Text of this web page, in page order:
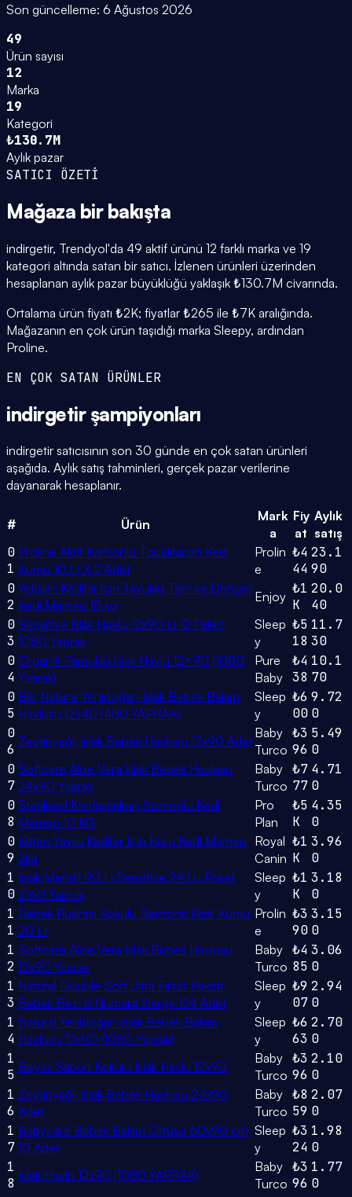
Son güncelleme: 6 Ağustos 2026
49
Ürün sayısı
12
Marka
19
Kategori
₺130.7M
Aylık pazar
SATICI ÖZETİ
Mağaza bir bakışta
indirgetir, Trendyol'da 49 aktif ürünü 12 farklı marka ve 19
kategori altında satan bir satıcı. İzlenen ürünleri üzerinden
hesaplanan aylık pazar büyüklüğü yaklaşık ₺130.7M civarında.
Ortalama ürün fiyatı ₺2K; fiyatlar ₺265 ile ₺7K aralığında.
Mağazanın en çok ürün taşıdığı marka Sleepy, ardından
Proline.
EN ÇOK SATAN ÜRÜNLER
indirgetir şampiyonları
indirgetir satıcısının son 30 günde en çok satan ürünleri
aşağıda. Aylık satış tahminleri, gerçek pazar verilerine
dayanarak hesaplanır.
# Ürün
Mark
a
Fiy
at
Aylık
satış
0
1
Proline Aktif Karbonlu Topaklanan Kedi
Kumu 10 Lt X 2 Adet
Prolin
e
₺4
44
23.1
90
0
2
Yetişkin Kediler için Tavuklu Tam ve Dengeli
Kedi Maması 15 kg
Enjoy ₺1
K
20.0
40
0
3
Sensitive Islak Havlu 12x90 Lı 12 Paket
1080 Yaprak
Sleep
y
₺5
18
11.7
30
0
4
Organik Pamuklu Islak Havlu 12×90 (1080
Yaprak)
Pure
Baby
₺4
38
10.1
70
0
5
Bio Natural Yenidoğan Islak Bebek Bakım
Havlusu 12x40 (480 YAPRAK)
Sleep
y
₺6
00
9.72
0
0
6 Zeytinyağlı Islak Bebek Havlusu 12x90 Adet
Baby
Turco
₺3
96
5.49
0
0
7
Softcare Aloe Vera Islak Bebek Havlusu
24x90 Yaprak
Baby
Turco
₺7
77
4.71
0
0
8
Sterilised Kısırlaştırılmış Somonlu Kedi
Maması 10 KG
Pro
Plan
₺5
K
4.35
0
0
9
Kitten Yavru Kediler Için Kuru Kedi Maması
2kg
Royal
Canin
₺1
K
3.96
0
1
0
Islak Mendil 90 Lı Sensitive 24 Lü Paket
2160 Yaprak
Sleep
y
₺1
K
3.18
0
1
1
Bebek Pudrası Kokulu Bentonit Kedi Kumu
20 Lt
Prolin
e
₺3
90
3.15
0
1
2
Softcare Aloe Vera Islak Bebek Havlusu
12x90 Yaprak
Baby
Turco
₺4
85
3.06
0
1
3
Natural Double Soft Ultra Fırsat Paketi
Bebek Bezi 6 Numara Xlarge 124 Adet
Sleep
y
₺9
07
2.94
0
1
4
Natural Yenidoğan Islak Bebek Bakım
Havlusu 12x90 (1080 Yaprak)
Sleep
y
₺6
63
2.70
0
1
5 Beyaz Sabun Kokulu Islak Havlu 12x90
Baby
Turco
₺3
96
2.10
0
1
6
Zeytinyağlı Islak Bebek Havlusu 24x90
Adet
Baby
Turco
₺8
59
2.07
0
1
7
Babycare Bebek Bakım Örtüsü 60x90 cm
10 Adet
Sleep
y
₺3
24
1.98
0
1
8 Islak Havlu 12x90 (1080 YAPRAK)
Baby
Turco
₺3
96
1.77
0